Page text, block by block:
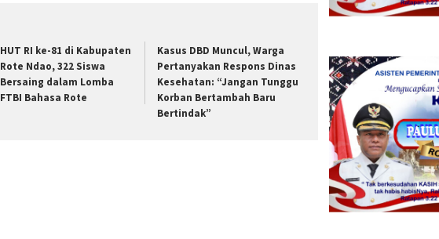
HUT RI ke-81 di Kabupaten
Rote Ndao, 322 Siswa
Bersaing dalam Lomba
FTBI Bahasa Rote
Kasus DBD Muncul, Warga
Pertanyakan Respons Dinas
Kesehatan: “Jangan Tunggu
Korban Bertambah Baru
Bertindak”